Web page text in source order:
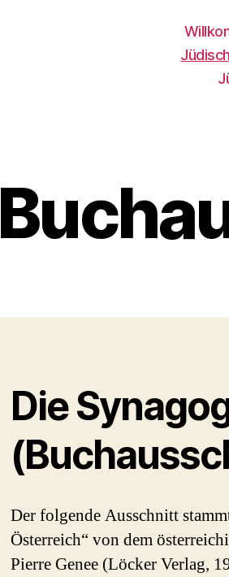
Die
Der folgende Ausschnitt
Österreich“ von dem
Pierre Genee (Löcker Verlag,